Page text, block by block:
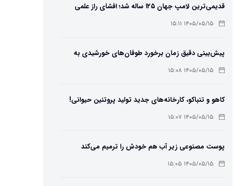
قدیمی‌ترین لامپ جهان ۱۲۵ ساله شد؛ افشای راز علمی
طول‌عمر لامپ سنتنیال
۱۴۰۵/۰۵/۱۵ ۱۵:۱۱
پیش‌بینی دقیق زمان برخورد طوفان‌های خورشیدی به
زمین ممکن شد
۱۴۰۵/۰۵/۱۵ ۱۵:۰۸
کاهو و تنباکو، کارخانه‌های جدید تولید پروتئین حیوانی!
۱۴۰۵/۰۵/۱۵ ۱۵:۰۷
پوست مصنوعی زیر آب هم خودش را ترمیم می‌کند
۱۴۰۵/۰۵/۱۵ ۱۵:۰۵